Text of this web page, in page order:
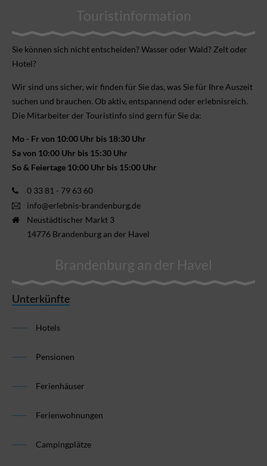
Touristinformation
Sie können sich nicht ent­scheiden? Wasser oder Wald? Zelt oder
Hotel?
Wir sind uns sicher, wir finden für Sie das, was Sie für Ihre Aus­zeit
suchen und brauchen. Ob aktiv, ent­spannend oder erlebnis­reich.
Die Mitarbeiter der Touristinfo sind gern für Sie da:
Mo - Fr von 10:00 Uhr bis 18:30 Uhr
Sa von 10:00 Uhr bis 15:30 Uhr
So & Feiertage 10:00 Uhr bis 15:00 Uhr
0 33 81 - 79 63 60
info@erlebnis-brandenburg.de
Neustädtischer Markt 3
14776 Brandenburg an der Havel
Brandenburg an der Havel
Unterkünfte
Hotels
Pensionen
Ferienhäuser
Ferienwohnungen
Campingplätze